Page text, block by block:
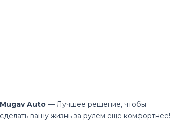
Mugav Auto — Лучшее решение, чтобы
сделать вашу жизнь за рулём ещё комфортнее!